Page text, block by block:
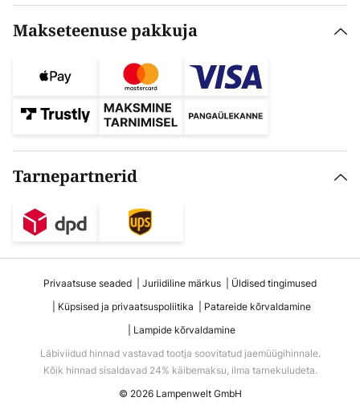
Makseteenuse pakkuja
Tarnepartnerid
Privaatsuse seaded Juriidiline märkus
Üldised tingimused
Küpsised ja privaatsuspoliitika
Patareide kõrvaldamine
Lampide kõrvaldamine
Läbiviidud hinnad vastavad tootja soovitatud jaemüügihinnale.
Kõik hinnad sisaldavad 24% käibemaksu, ilma tarnekuludeta.
© 2026 Lampenwelt GmbH